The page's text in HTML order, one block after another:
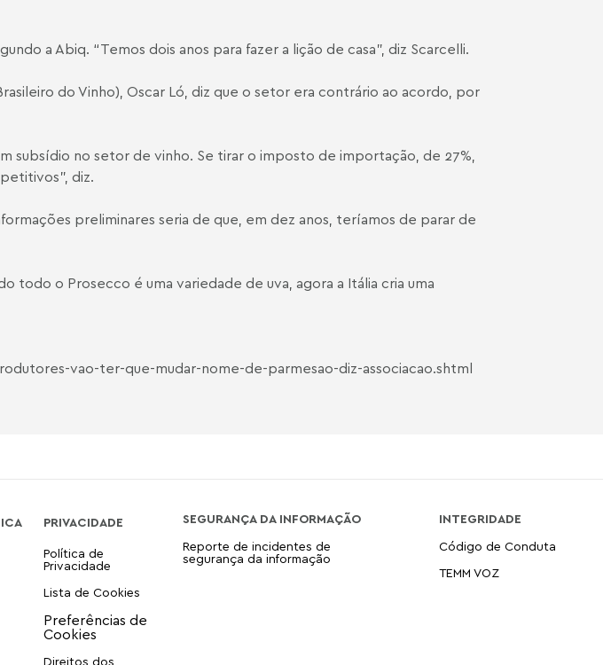
a Abiq. “Temos dois anos para fazer a lição de casa”, diz Scarcelli.
do Vinho), Oscar Ló, diz que o setor era contrário ao acordo, por
subsídio no setor de vinho. Se tirar o imposto de importação, de 27%,
diz.
preliminares seria de que, em dez anos, teríamos de parar de
todo o Prosecco é uma variedade de uva, agora a Itália cria uma
vao-ter-que-mudar-nome-de-parmesao-diz-associacao.shtml
PRIVACIDADE
Política de
Privacidade
Lista de Cookies
Direitos dos
SEGURANÇA DA INFORMAÇÃO
Reporte de incidentes de
segurança da informação
INTEGRIDADE
Código de Conduta
TEMM VOZ